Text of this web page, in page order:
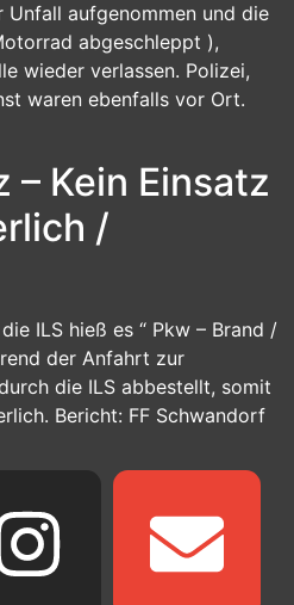
Unfall aufgenommen und die
abgeschleppt ),
wieder verlassen. Polizei,
waren ebenfalls vor Ort.
– Kein Einsatz
/
ILS hieß es “ Pkw – Brand /
der Anfahrt zur
die ILS abbestellt, somit
Bericht: FF Schwandorf